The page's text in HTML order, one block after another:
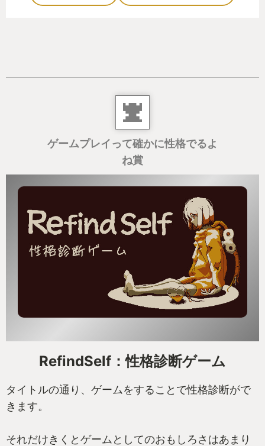
ゲームプレイって確かに性格でるよ
ね賞
RefindSelf：性格診断ゲーム
タイトルの通り、ゲームをすることで性格診断がで
きます。
それだけきくとゲームとしてのおもしろさはあまり